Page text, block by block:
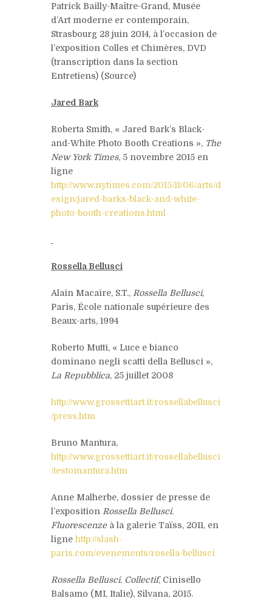
Patrick Bailly-Maître-Grand, Musée
d’Art moderne er contemporain,
Strasbourg 28 juin 2014, à l’occasion de
l’exposition Colles et Chimères, DVD
(transcription dans la section
Entretiens) (Source)
Jared Bark
Roberta Smith, « Jared Bark’s Black-
and-White Photo Booth Creations », The
New York Times, 5 novembre 2015 en
ligne
http://www.nytimes.com/2015/11/06/arts/d
esign/jared-barks-black-and-white-
photo-booth-creations.html
Rossella Bellusci
Alain Macaire, S.T., Rossella Bellusci,
Paris, École nationale supérieure des
Beaux-arts, 1994
Roberto Mutti, « Luce e bianco
dominano negli scatti della Bellusci »,
La Repubblica, 25 juillet 2008
http://www.grossettiart.it/rossellabellusci
/press.htm
Bruno Mantura,
http://www.grossettiart.it/rossellabellusci
/testomantura.htm
Anne Malherbe, dossier de presse de
l’exposition Rossella Bellusci.
Fluorescenzeà la galerie Taïss, 2011, en
ligne http://slash-
paris.com/evenements/rosella-bellusci
Rossella Bellusci. Collectif, Cinisello
Balsamo (MI, Italie), Silvana, 2015.